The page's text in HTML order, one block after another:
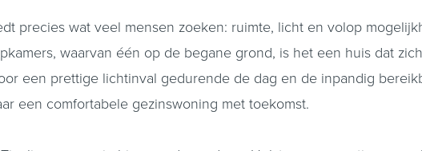
precies wat veel mensen zoeken: ruimte, licht en volop
waarvan één op de begane grond, is het een huis dat
een prettige lichtinval gedurende de dag en de inpandig
een comfortabele gezinswoning met toekomst.